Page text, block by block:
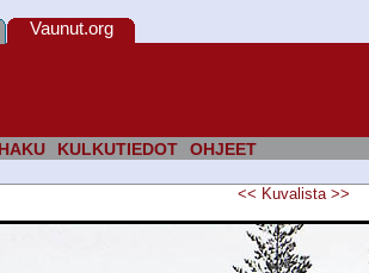
HAKU KULKUTIEDOT OHJEET
Vaunut.org
<< Kuvalista >>